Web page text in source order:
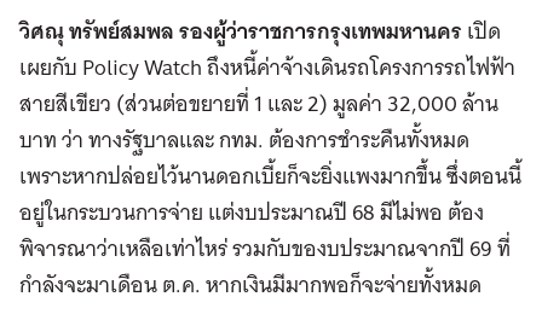
วิศณุ ทรัพย์สมพล รองผู้ว่าราชการกรุงเทพมหานครเปิด
เผยกับ Policy Watch ถึงหนี้ค่าจ้างเดินรถโครงการรถไฟฟ้า
สายสีเขียว (ส่วนต่อขยายที่ 1 และ 2) มูลค่า 32,000 ล้าน
บาท ว่า ทางรัฐบาลและ กทม. ต้องการชำระคืนทั้งหมด
เพราะหากปล่อยไว้นานดอกเบี้ยก็จะยิ่งแพงมากขึ้น ซึ่งตอนนี้
อยู่ในกระบวนการจ่าย แต่งบประมาณปี 68 มีไม่พอ ต้อง
พิจารณาว่าเหลือเท่าไหร่ รวมกับของบประมาณจากปี 69 ที่
กำลังจะมาเดือน ต.ค. หากเงินมีมากพอก็จะจ่ายทั้งหมด